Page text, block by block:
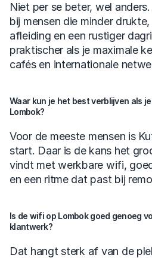
Niet per se beter, wel
bij mensen die minder
afleiding en een rustiger
praktischer als je maximale
cafés en internationale
Waar kun je het best verblijven als
Lombok?
Voor de meeste mensen is
start. Daar is de kans het
vindt met werkbare wifi,
en een ritme dat past bij
Is de wifi op Lombok goed genoeg
klantwerk?
Dat hangt sterk af van de